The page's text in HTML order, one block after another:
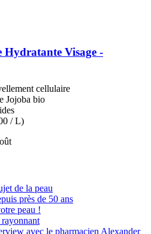
Hydratante Visage -​
cellulaire
Jojoba bio
/ L)
de la peau
près de 50 ans
peau !
avec le pharmacien Alexander